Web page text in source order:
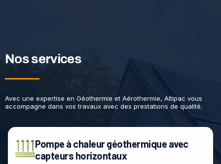
Nos services
Avec une expertise en Géothermie et Aérothermie, Altipac vous
accompagne dans vos travaux avec des prestations de qualité.
Pompe à chaleur géothermique avec
capteurs horizontaux